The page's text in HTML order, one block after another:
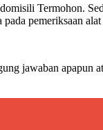
Termohon.
pemeriksaan
jawaban apapun